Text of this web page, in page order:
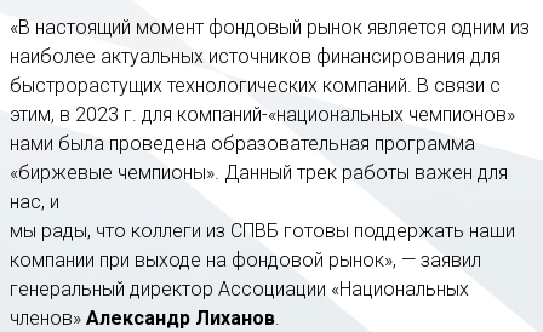
«В настоящий момент фондовый рынок является одним из
наиболее актуальных источников финансирования для
быстрорастущих технологических компаний. В связи с
этим, в 2023 г. для компаний-«национальных чемпионов»
нами была проведена образовательная программа
«биржевые чемпионы». Данный трек работы важен для
нас, и
мы рады, что коллеги из СПВБ готовы поддержать наши
компании при выходе на фондовой рынок», — заявил
генеральный директор Ассоциации «Национальных
членов» Александр Лиханов.